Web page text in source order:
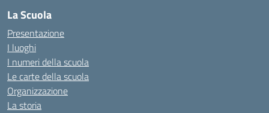
La Scuola
Presentazione
I luoghi
I numeri della scuola
Le carte della scuola
Organizzazione
La storia